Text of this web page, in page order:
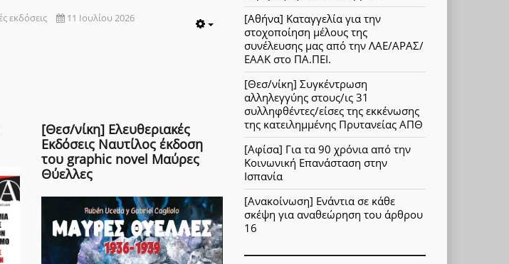
εκδόσεις 11 Ιουλίου 2026
[Θεσ/νίκη] Ελευθεριακές
Εκδόσεις Ναυτίλος έκδοση
του graphic novel Μαύρες
Θύελλες
[Αθήνα] Καταγγελία για την
στοχοποίηση μέλους της
συνέλευσης μας από την ΛΑΕ/ΑΡΑΣ/
ΕΑΑΚ στο ΠΑ.ΠΕΙ.
[Θεσ/νίκη] Συγκέντρωση
αλληλεγγύης στους/ις 31
συλληφθέντες/είσες της εκκένωσης
της κατειλημμένης Πρυτανείας ΑΠΘ
[Αφίσα] Για τα 90 χρόνια από την
Κοινωνική Επανάσταση στην
Ισπανία
[Ανακοίνωση] Ενάντια σε κάθε
σκέψη για αναθεώρηση του άρθρου
16